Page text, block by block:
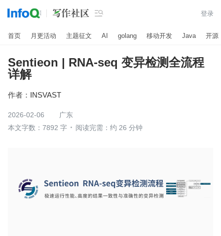
 登录
首页 月更活动 主题征文 AI golang 移动开发 Java 开源
Sentieon | RNA-seq 变异检测全流程
详解
作者： INSVAST
2026-02-06
广东
本文字数：7892 字
阅读完需：约 26 分钟